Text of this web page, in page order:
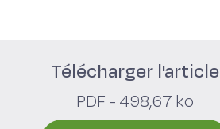
Télécharger l'article
PDF - 498,67 ko